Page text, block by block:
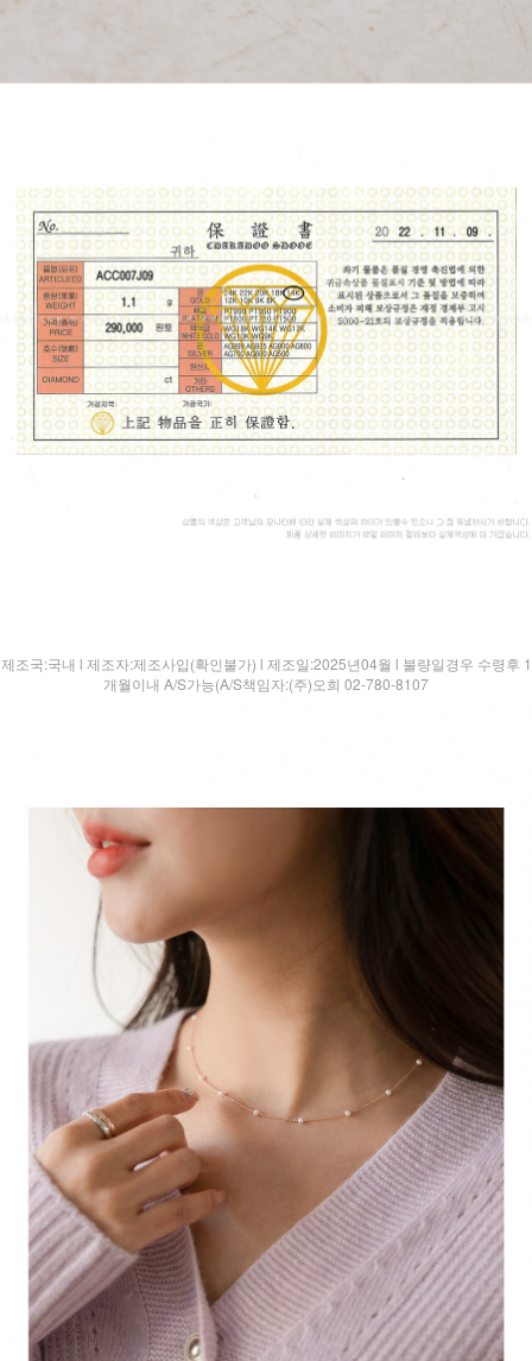
제조국:국내 l 제조자:제조사입(확인불가) l 제조일:2025년04월 l 불량일경우 수령후 1
개월이내 A/S가능(A/S책임자:(주)오희 02-780-8107